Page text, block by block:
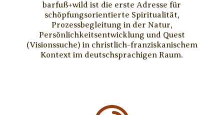
barfuß+wild ist die erste Adresse für
schöpfungsorientierte Spiritualität,
Prozessbegleitung in der Natur,
Persönlichkeitsentwicklung und Quest
(Visionssuche) in christlich-franziskanischem
Kontext im deutschsprachigen Raum.